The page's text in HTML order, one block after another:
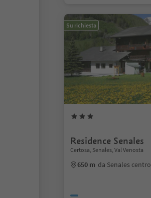
Su richiesta
Residence Senales
Certosa, Senales, Val Venosta
650 m da Senales centro